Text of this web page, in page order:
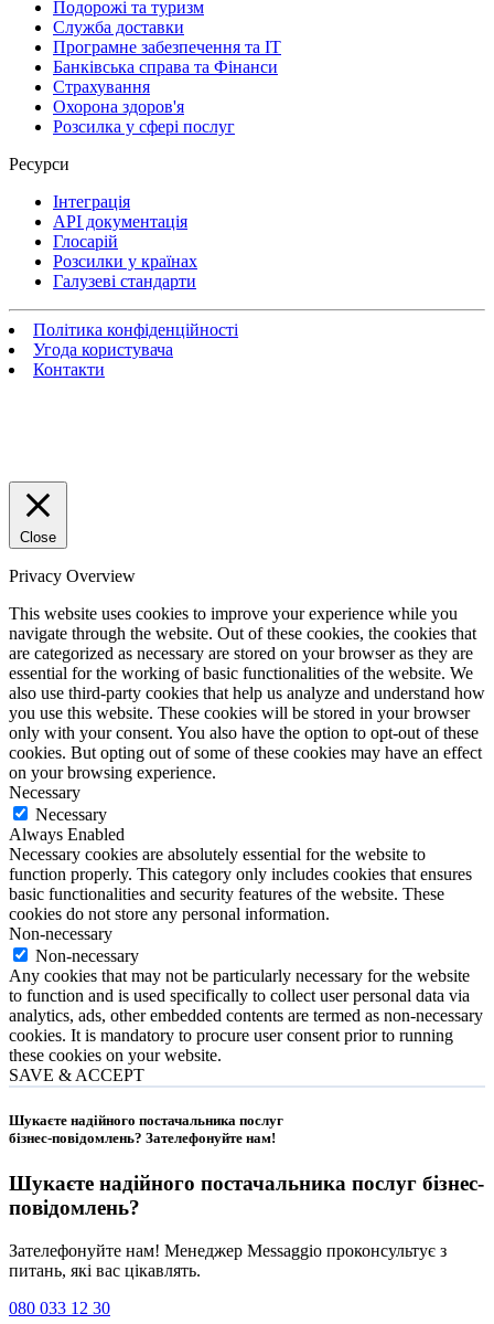
Подорожі та туризм
Служба доставки
Програмне забезпечення та IT
Банківська справа та Фінанси
Страхування
Охорона здоров'я
Розсилка у сфері послуг
Ресурси
Інтеграція
API документація
Глосарій
Розсилки у країнах
Галузеві стандарти
Політика конфіденційності
Угода користувача
Контакти
Close
Privacy Overview
This website uses cookies to improve your experience while you
navigate through the website. Out of these cookies, the cookies that
are categorized as necessary are stored on your browser as they are
essential for the working of basic functionalities of the website. We
also use third-party cookies that help us analyze and understand how
you use this website. These cookies will be stored in your browser
only with your consent. You also have the option to opt-out of these
cookies. But opting out of some of these cookies may have an effect
on your browsing experience.
Necessary
Necessary
Always Enabled
Necessary cookies are absolutely essential for the website to
function properly. This category only includes cookies that ensures
basic functionalities and security features of the website. These
cookies do not store any personal information.
Non-necessary
Non-necessary
Any cookies that may not be particularly necessary for the website
to function and is used specifically to collect user personal data via
analytics, ads, other embedded contents are termed as non-necessary
cookies. It is mandatory to procure user consent prior to running
these cookies on your website.
SAVE & ACCEPT
Шукаєте надійного постачальника послуг
бізнес-повідомлень? Зателефонуйте нам!
Шукаєте надійного постачальника послуг бізнес-
повідомлень?
Зателефонуйте нам! Менеджер Messaggio проконсультує з
питань, які вас цікавлять.
080 033 12 30